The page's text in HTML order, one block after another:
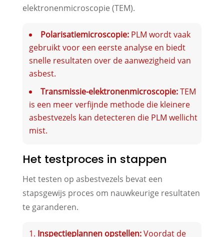
elektronenmicroscopie (TEM).
Polarisatiemicroscopie:PLM wordt vaak
gebruikt voor een eerste analyse en biedt
snelle resultaten over de aanwezigheid van
asbest.
Transmissie-elektronenmicroscopie:TEM
is een meer verfijnde methode die kleinere
asbestvezels kan detecteren die PLM wellicht
mist.
Het testproces in stappen
Het testen op asbestvezels bevat een
stapsgewijs proces om nauwkeurige resultaten
te garanderen.
Inspectieplannen opstellen:Voordat de